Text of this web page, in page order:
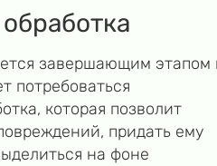
завершающим этапом
потребоваться
которая позволит
придать ему
на фоне